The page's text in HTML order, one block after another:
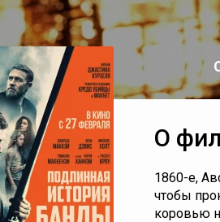
О
1860-е,
чтобы
коровью